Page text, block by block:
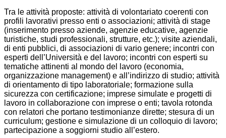
Tra le attività proposte: attività di volontariato coerenti con
profili lavorativi presso enti o associazioni; attività di stage
(inserimento presso aziende, agenzie educative, agenzie
turistiche, studi professionali, strutture, etc.); visite aziendali,
di enti pubblici, di associazioni di vario genere; incontri con
esperti dell’Università e del lavoro; incontri con esperti su
tematiche attinenti al mondo del lavoro (economia,
organizzazione management) e all’indirizzo di studio; attività
di orientamento di tipo laboratoriale; formazione sulla
sicurezza con certificazione; imprese simulate e progetti di
lavoro in collaborazione con imprese o enti; tavola rotonda
con relatori che portano testimonianze dirette; stesura di un
curriculum; gestione e simulazione di un colloquio di lavoro;
partecipazione a soggiorni studio all’estero.